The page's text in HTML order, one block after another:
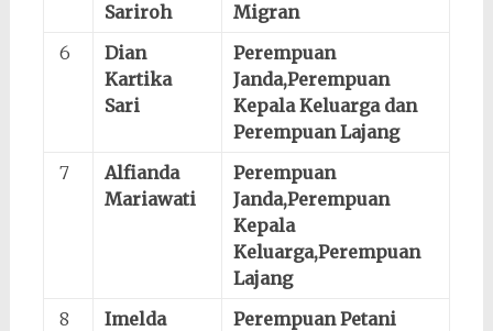
Sariroh
Migran
6
Dian
Kartika
Sari
Perempuan
Janda,Perempuan
Kepala Keluarga dan
Perempuan Lajang
7
Alfianda
Mariawati
Perempuan
Janda,Perempuan
Kepala
Keluarga,Perempuan
Lajang
8
Imelda
Perempuan Petani